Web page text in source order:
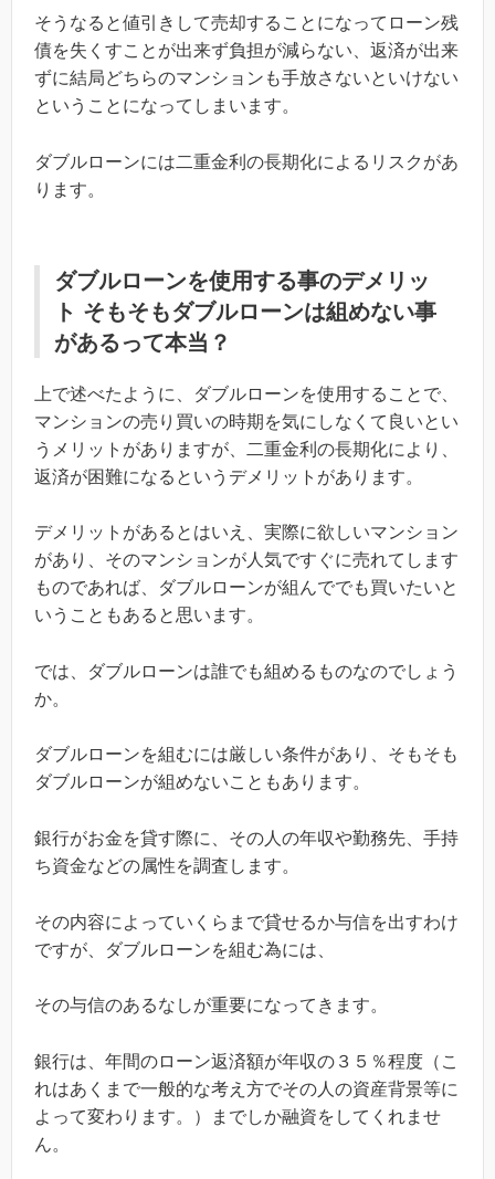
そうなると値引きして売却することになってローン残
債を失くすことが出来ず負担が減らない、返済が出来
ずに結局どちらのマンションも手放さないといけない
ということになってしまいます。
ダブルローンには二重金利の長期化によるリスクがあ
ります。
ダブルローンを使用する事のデメリッ
ト そもそもダブルローンは組めない事
があるって本当？
上で述べたように、ダブルローンを使用することで、
マンションの売り買いの時期を気にしなくて良いとい
うメリットがありますが、二重金利の長期化により、
返済が困難になるというデメリットがあります。
デメリットがあるとはいえ、実際に欲しいマンション
があり、そのマンションが人気ですぐに売れてします
ものであれば、ダブルローンが組んででも買いたいと
いうこともあると思います。
では、ダブルローンは誰でも組めるものなのでしょう
か。
ダブルローンを組むには厳しい条件があり、そもそも
ダブルローンが組めないこともあります。
銀行がお金を貸す際に、その人の年収や勤務先、手持
ち資金などの属性を調査します。
その内容によっていくらまで貸せるか与信を出すわけ
ですが、ダブルローンを組む為には、
その与信のあるなしが重要になってきます。
銀行は、年間のローン返済額が年収の３５％程度（こ
れはあくまで一般的な考え方でその人の資産背景等に
よって変わります。）までしか融資をしてくれませ
ん。